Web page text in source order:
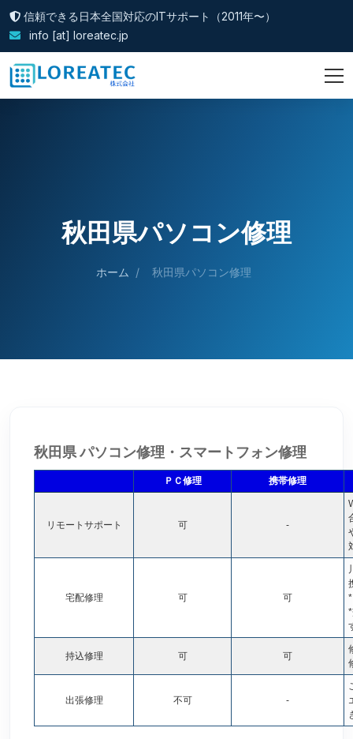
信頼できる日本全国対応のITサポート（2011年〜）
info [at] loreatec.jp
秋田県パソコン修理
ホーム / 秋田県パソコン修理
秋田県 パソコン修理・スマートフォン修理
ＰＣ修理 携帯修理
リモートサポート 可 -
宅配修理 可 可
*
持込修理 可 可
出張修理 不可 -